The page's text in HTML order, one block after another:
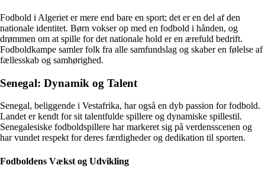
Fodbold i Algeriet er mere end bare en sport; det er en del af den
nationale identitet. Børn vokser op med en fodbold i hånden, og
drømmen om at spille for det nationale hold er en ærefuld bedrift.
Fodboldkampe samler folk fra alle samfundslag og skaber en følelse af
fællesskab og samhørighed.
Senegal: Dynamik og Talent
Senegal, beliggende i Vestafrika, har også en dyb passion for fodbold.
Landet er kendt for sit talentfulde spillere og dynamiske spillestil.
Senegalesiske fodboldspillere har markeret sig på verdensscenen og
har vundet respekt for deres færdigheder og dedikation til sporten.
Fodboldens Vækst og Udvikling